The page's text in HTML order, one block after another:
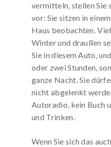
vermitteln, stellen Sie
vor: Sie sitzen in
Haus beobachten.
Winter und draußen
Sie in diesem Auto,
oder zwei Stunden,
ganze Nacht. Sie
nicht abgelenkt
Autoradio, kein Buch
und Trinken.
Wenn Sie sich das